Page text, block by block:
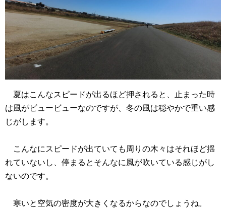
夏はこんなスピードが出るほど押されると、止まった時
は風がビュービューなのですが、冬の風は穏やかで重い感
じがします。
こんなにスピードが出ていても周りの木々はそれほど揺
れていないし、停まるとそんなに風が吹いている感じがし
ないのです。
寒いと空気の密度が大きくなるからなのでしょうね。